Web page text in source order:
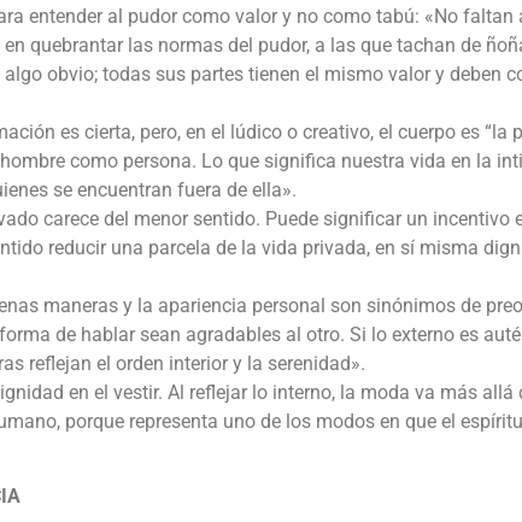
entender al pudor como valor y no como tabú: «No faltan
quebrantar las normas del pudor, a las que tachan de
obvio; todas sus partes tienen el mismo valor y deben
es cierta, pero, en el lúdico o creativo, el cuerpo es “la
como persona. Lo que significa nuestra vida en la
se encuentran fuera de ella».
carece del menor sentido. Puede significar un incentivo
reducir una parcela de la vida privada, en sí misma
maneras y la apariencia personal son sinónimos de
de hablar sean agradables al otro. Si lo externo es
reflejan el orden interior y la serenidad».
en el vestir. Al reflejar lo interno, la moda va más allá
porque representa uno de los modos en que el